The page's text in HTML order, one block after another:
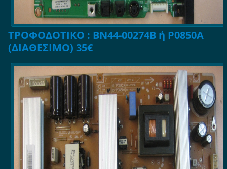
ΤΡΟΦΟΔΟΤΙΚΟ : BN44-00274B ή P0850A
(ΔΙΑΘΕΣΙΜΟ) 35€